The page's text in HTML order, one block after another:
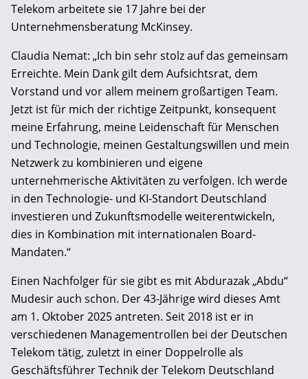
Telekom arbeitete sie 17 Jahre bei der
Unternehmensberatung McKinsey.
Claudia Nemat: „Ich bin sehr stolz auf das gemeinsam
Erreichte. Mein Dank gilt dem Aufsichtsrat, dem
Vorstand und vor allem meinem großartigen Team.
Jetzt ist für mich der richtige Zeitpunkt, konsequent
meine Erfahrung, meine Leidenschaft für Menschen
und Technologie, meinen Gestaltungswillen und mein
Netzwerk zu kombinieren und eigene
unternehmerische Aktivitäten zu verfolgen. Ich werde
in den Technologie- und KI-Standort Deutschland
investieren und Zukunftsmodelle weiterentwickeln,
dies in Kombination mit internationalen Board-
Mandaten.“
Einen Nachfolger für sie gibt es mit Abdurazak „Abdu“
Mudesir auch schon. Der 43-Jährige wird dieses Amt
am 1. Oktober 2025 antreten. Seit 2018 ist er in
verschiedenen Managementrollen bei der Deutschen
Telekom tätig, zuletzt in einer Doppelrolle als
Geschäftsführer Technik der Telekom Deutschland